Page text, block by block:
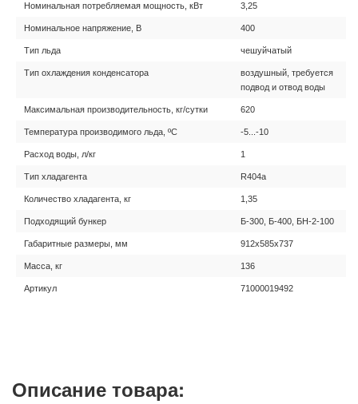
Номинальная потребляемая мощность, кВт 3,25
Номинальное напряжение, В 400
Тип льда чешуйчатый
Тип охлаждения конденсатора
воздушный, требуется
подвод и отвод воды
Максимальная производительность, кг/сутки 620
Температура производимого льда, ºС -5...-10
Расход воды, л/кг 1
Тип хладагента R404a
Количество хладагента, кг 1,35
Подходящий бункер Б-300, Б-400, БН-2-100
Габаритные размеры, мм 912х585х737
Масса, кг 136
Артикул 71000019492
Описание товара: